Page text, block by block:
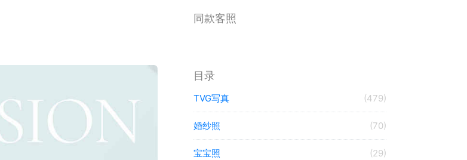
同款客照
目录
TVG写真 (479)
婚纱照 (70)
宝宝照 (29)